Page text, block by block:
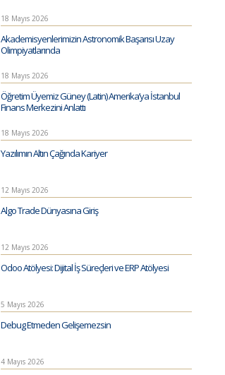
18 Mayıs 2026
Akademisyenlerimizin Astronomik Başarısı Uzay
Olimpiyatlarında
18 Mayıs 2026
Öğretim Üyemiz Güney (Latin) Amerika’ya İstanbul
Finans Merkezini Anlattı
18 Mayıs 2026
Yazılımın Altın Çağında Kariyer
12 Mayıs 2026
Algo Trade Dünyasına Giriş
12 Mayıs 2026
Odoo Atölyesi: Dijital İş Süreçleri ve ERP Atölyesi
5 Mayıs 2026
Debug Etmeden Gelişemezsin
4 Mayıs 2026